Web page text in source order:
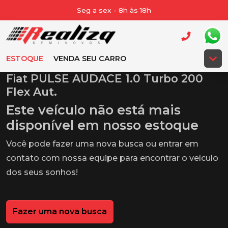
Seg a sex - 8h às 18h
ESTOQUE VENDA SEU CARRO
Fiat PULSE AUDACE 1.0 Turbo 200
Flex Aut.
Este veículo não está mais
disponível em nosso estoque
Você pode fazer uma nova busca ou entrar em
contato com nossa equipe para encontrar o veículo
dos seus sonhos!
Fazer uma nova busca